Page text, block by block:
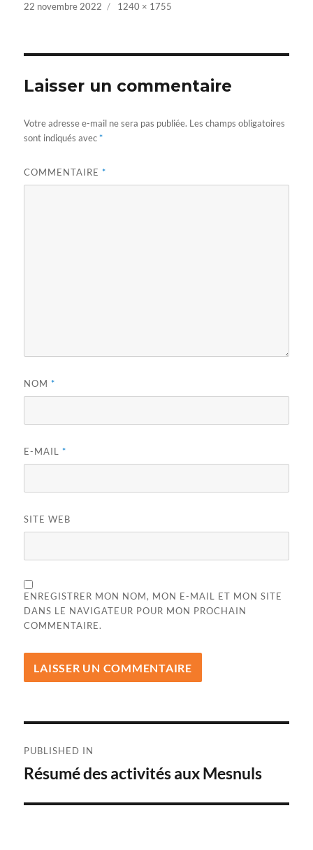
Posted
22 novembre 2022
Full
1240 × 1755
Laisser un commentaire
Votre adresse e-mail ne sera pas publiée. Les champs obligatoires
sont indiqués avec*
COMMENTAIRE*
NOM*
E-MAIL*
SITE WEB
ENREGISTRER MON NOM, MON E-MAIL ET MON SITE
DANS LE NAVIGATEUR POUR MON PROCHAIN
COMMENTAIRE.
de
l’article
PUBLISHED IN
Résumé des activités aux Mesnuls